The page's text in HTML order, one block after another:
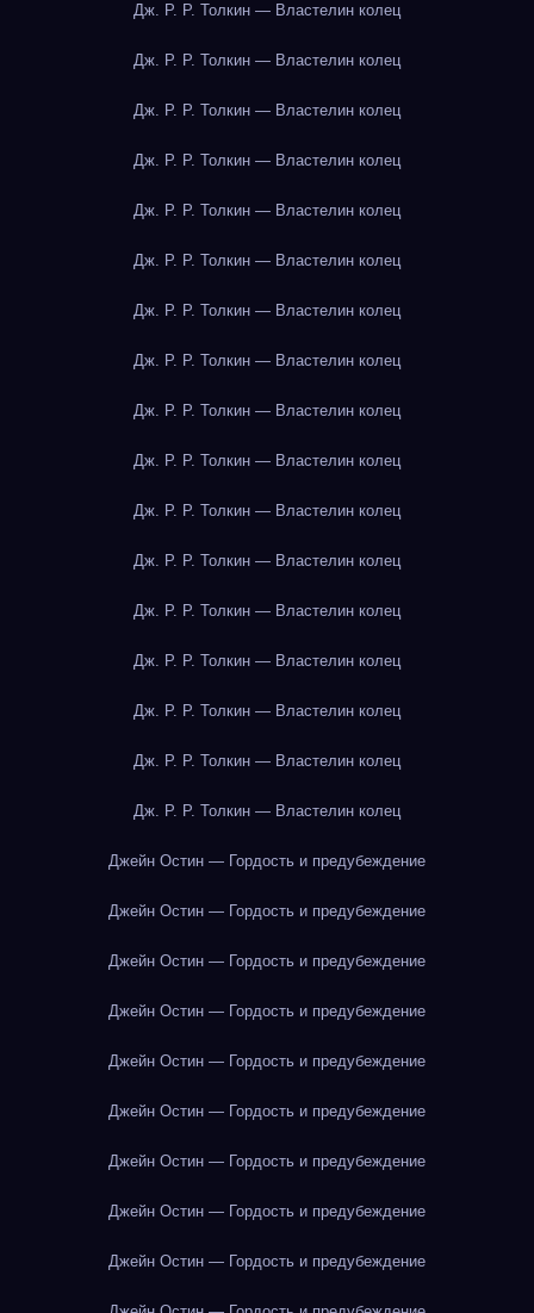
Дж. Р. Р. Толкин — Властелин колец
Дж. Р. Р. Толкин — Властелин колец
Дж. Р. Р. Толкин — Властелин колец
Дж. Р. Р. Толкин — Властелин колец
Дж. Р. Р. Толкин — Властелин колец
Дж. Р. Р. Толкин — Властелин колец
Дж. Р. Р. Толкин — Властелин колец
Дж. Р. Р. Толкин — Властелин колец
Дж. Р. Р. Толкин — Властелин колец
Дж. Р. Р. Толкин — Властелин колец
Дж. Р. Р. Толкин — Властелин колец
Дж. Р. Р. Толкин — Властелин колец
Дж. Р. Р. Толкин — Властелин колец
Дж. Р. Р. Толкин — Властелин колец
Дж. Р. Р. Толкин — Властелин колец
Дж. Р. Р. Толкин — Властелин колец
Дж. Р. Р. Толкин — Властелин колец
Джейн Остин — Гордость и предубеждение
Джейн Остин — Гордость и предубеждение
Джейн Остин — Гордость и предубеждение
Джейн Остин — Гордость и предубеждение
Джейн Остин — Гордость и предубеждение
Джейн Остин — Гордость и предубеждение
Джейн Остин — Гордость и предубеждение
Джейн Остин — Гордость и предубеждение
Джейн Остин — Гордость и предубеждение